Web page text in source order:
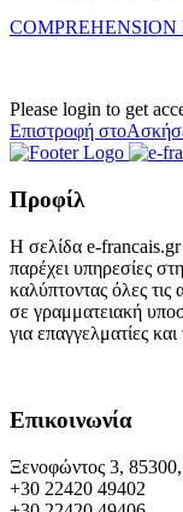
COMPREHENSION
Please login to get
Επιστροφή
Προφίλ
Η σελίδα e-francais.gr
παρέχει υπηρεσίες
καλύπτοντας όλες
σε γραμματειακή
για επαγγελματίες
Επικοινωνία
Ξενοφώντος 3,
+30 22420 49402